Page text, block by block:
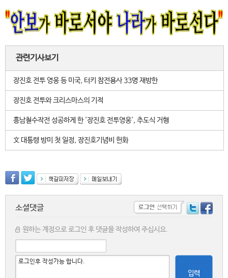
관련기사보기
장진호 전투 영웅 등 미국, 터키 참전용사 33명 재방한
장진호 전투와 크리스마스의 기적
흥남철수작전 성공하게 한 '장진호 전투영웅', 추도식 거행
文 대통령 방미 첫 일정, 장진호기념비 헌화
소셜댓글
원하는 계정으로 로그인 후 댓글을 작성하여 주십시요.
입력